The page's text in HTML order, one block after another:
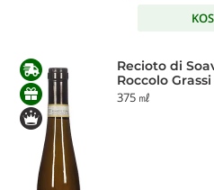
Recioto di
Roccolo Grassi
375 ㎖